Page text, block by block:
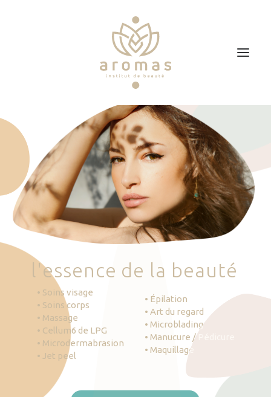
Soins
Je veux faire un bon cadeau
Plan d’accès
Prendre RDV
'essence de la beauté
• Soins visage
• Soins corps
• Massage
• Cellum6 de LPG
• Microdermabrasion
• Jet peel
• Épilation
• Art du regard
• Microblading
• Manucure / Pédicure
• Maquillage